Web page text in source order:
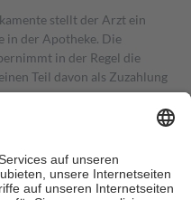
stellt der Arzt ein
in der Apotheke. Die
in der Regel die
Teil davon als Zuzahlung
in Höhe von zehn
nie mehr als die tatsächlichen
für Online-Apotheken.